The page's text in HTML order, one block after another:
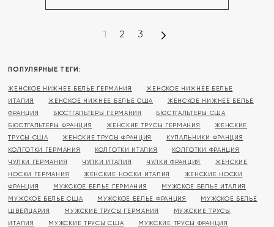
1 2 3
ПОПУЛЯРНЫЕ ТЕГИ:
ЖЕНСКОЕ НИЖНЕЕ БЕЛЬЕ ГЕРМАНИЯ
ЖЕНСКОЕ НИЖНЕЕ БЕЛЬЕ
ИТАЛИЯ
ЖЕНСКОЕ НИЖНЕЕ БЕЛЬЕ США
ЖЕНСКОЕ НИЖНЕЕ БЕЛЬЕ
ФРАНЦИЯ
БЮСТГАЛЬТЕРЫ ГЕРМАНИЯ
БЮСТГАЛЬТЕРЫ США
БЮСТГАЛЬТЕРЫ ФРАНЦИЯ
ЖЕНСКИЕ ТРУСЫ ГЕРМАНИЯ
ЖЕНСКИЕ
ТРУСЫ США
ЖЕНСКИЕ ТРУСЫ ФРАНЦИЯ
КУПАЛЬНИКИ ФРАНЦИЯ
КОЛГОТКИ ГЕРМАНИЯ
КОЛГОТКИ ИТАЛИЯ
КОЛГОТКИ ФРАНЦИЯ
ЧУЛКИ ГЕРМАНИЯ
ЧУЛКИ ИТАЛИЯ ЧУЛКИ ФРАНЦИЯ
ЖЕНСКИЕ
НОСКИ ГЕРМАНИЯ
ЖЕНСКИЕ НОСКИ ИТАЛИЯ
ЖЕНСКИЕ НОСКИ
ФРАНЦИЯ
МУЖСКОЕ БЕЛЬЕ ГЕРМАНИЯ
МУЖСКОЕ БЕЛЬЕ ИТАЛИЯ
МУЖСКОЕ БЕЛЬЕ США
МУЖСКОЕ БЕЛЬЕ ФРАНЦИЯ
МУЖСКОЕ БЕЛЬЕ
ШВЕЙЦАРИЯ
МУЖСКИЕ ТРУСЫ ГЕРМАНИЯ
МУЖСКИЕ ТРУСЫ
ИТАЛИЯ
МУЖСКИЕ ТРУСЫ США
МУЖСКИЕ ТРУСЫ ФРАНЦИЯ